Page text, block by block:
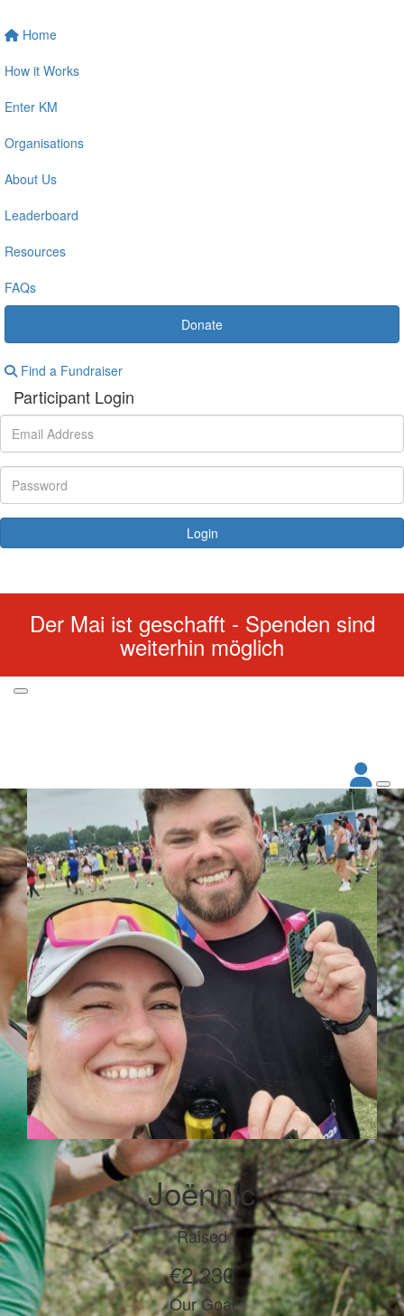
Home
How it Works
Enter KM
Organisations
About Us
Leaderboard
Resources
FAQs
Donate
Find a Fundraiser
Participant Login
Login
Der Mai ist geschafft - Spenden sind
weiterhin möglich
Joënnic
Raised
€2.230
Our Goal